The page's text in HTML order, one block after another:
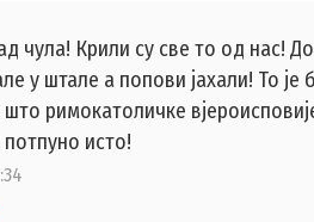
чула! Крили су све то од нас!
у штале а попови јахали! То
римокатоличке
исто!